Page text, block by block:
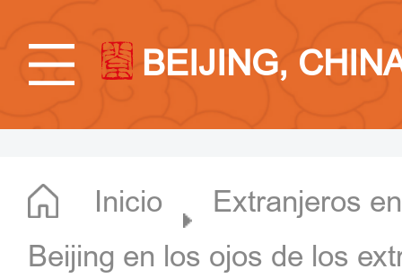
BEIJING,
Inicio
Extranjeros
Beijing en los ojos de los